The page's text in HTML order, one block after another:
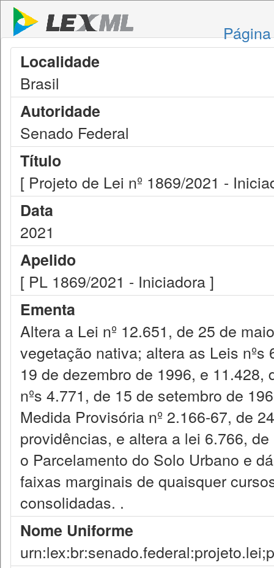
Localidade
Brasil
Autoridade
Senado Federal
Título
[ Projeto de Lei nº 1869/2021 -
Data
2021
Apelido
[ PL 1869/2021 - Iniciadora ]
Ementa
Altera a Lei nº 12.651, de 25 de
vegetação nativa; altera as Leis
19 de dezembro de 1996, e
nºs 4.771, de 15 de setembro de
Medida Provisória nº 2.166-67, de
providências, e altera a lei 6.766,
o Parcelamento do Solo Urbano e
faixas marginais de quaisquer
consolidadas. .
Nome Uniforme